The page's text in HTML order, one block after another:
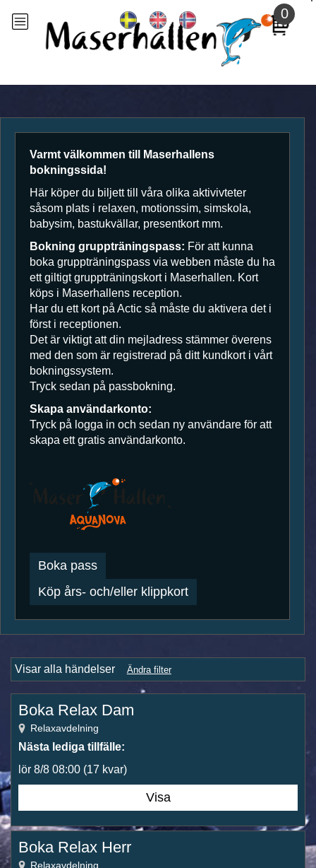
huvudinnehållet
0
Varmt välkommen till Maserhallens
bokningssida!
Här köper du biljett till våra olika aktivivteter
såsom plats i relaxen, motionssim, simskola,
babysim, bastukvällar, presentkort mm.
Bokning gruppträningspass: För att kunna
boka gruppträningspass via webben måste du ha
ett giltigt gruppträningskort i Maserhallen. Kort
köps i Maserhallens reception.
Har du ett kort på Actic så måste du aktivera det i
först i receptionen.
Det är viktigt att din mejladress stämmer överens
med den som är registrerad på ditt kundkort i vårt
bokningssystem.
Tryck sedan på passbokning.
Skapa användarkonto:
Tryck på logga in och sedan ny användare för att
skapa ett gratis användarkonto.
Tryck
på
logga
sedan
ny
användare
för
skapa
Boka pass
Köp års- och/eller klippkort
Visar alla händelser Ändra filter
Boka Relax Dam
Relaxavdelning
Nästa lediga tillfälle:
lör 8/8 08:00 (17 kvar)
Visa
Boka Relax Herr
Relaxavdelning